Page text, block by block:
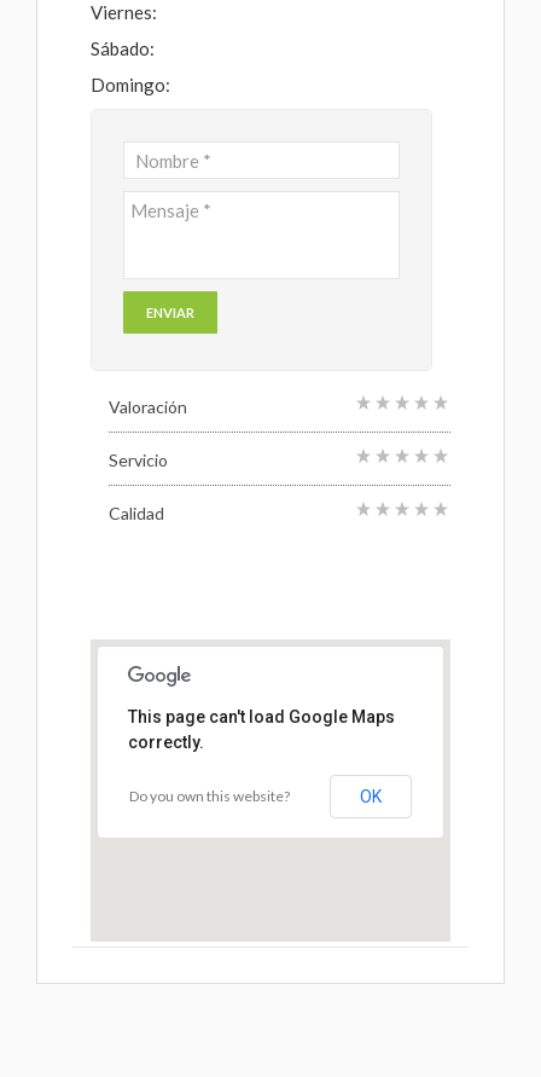
Viernes:
Sábado:
Domingo:
Valoración
Servicio
Calidad
This page can't load Google Maps
correctly.
Do you own this website? OK